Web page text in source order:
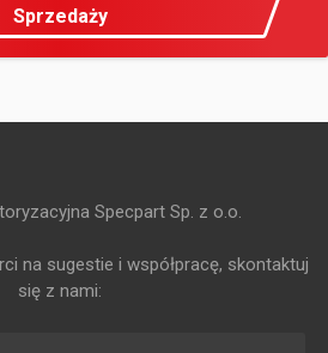
Sprzedaży
Specpart Sp. z o.o.
na sugestie i współpracę, skontaktuj
się z nami: